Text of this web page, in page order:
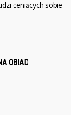
ceniących sobie
OBIAD